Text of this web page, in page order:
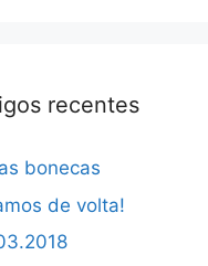
recentes
bonecas
de volta!